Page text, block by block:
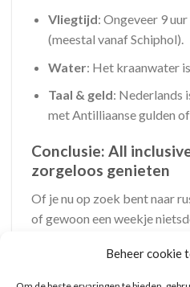
Beheer cookie
Vliegtijd: Ongeveer 9
(meestal vanaf Schiphol).
Water: Het kraanwater
Taal & geld: Nederlands
met Antilliaanse gulden
Conclusie: All
zorgeloos genieten
Of je nu op zoek bent naar
of gewoon een weekje
Luxe, comfort, prachtige